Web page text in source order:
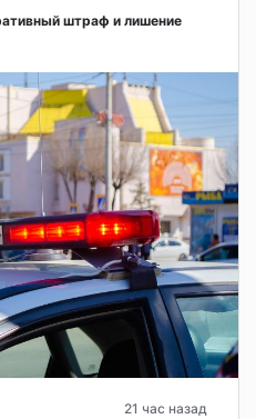
штраф и лишение
21 час назад